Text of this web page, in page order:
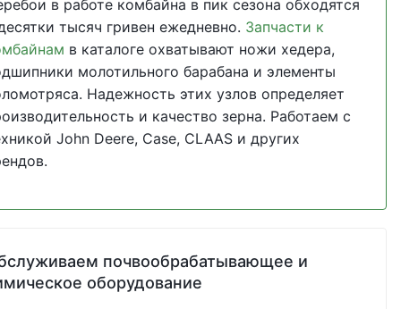
в работе комбайна в пик сезона обходятся
тысяч гривен ежедневно. Запчасти к
в каталоге охватывают ножи хедера,
молотильного барабана и элементы
Надежность этих узлов определяет
и качество зерна. Работаем с
John Deere, Case, CLAAS и других
почвообрабатывающее и
оборудование